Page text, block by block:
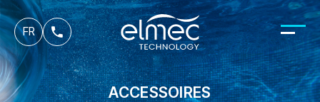
FR
es
it
ACCESSOIRES